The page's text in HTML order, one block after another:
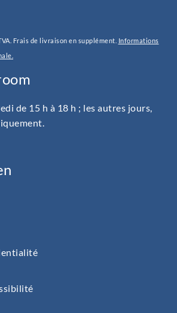
Frais de livraison en supplément. Informations
de 15 h à 18 h ; les autres jours,